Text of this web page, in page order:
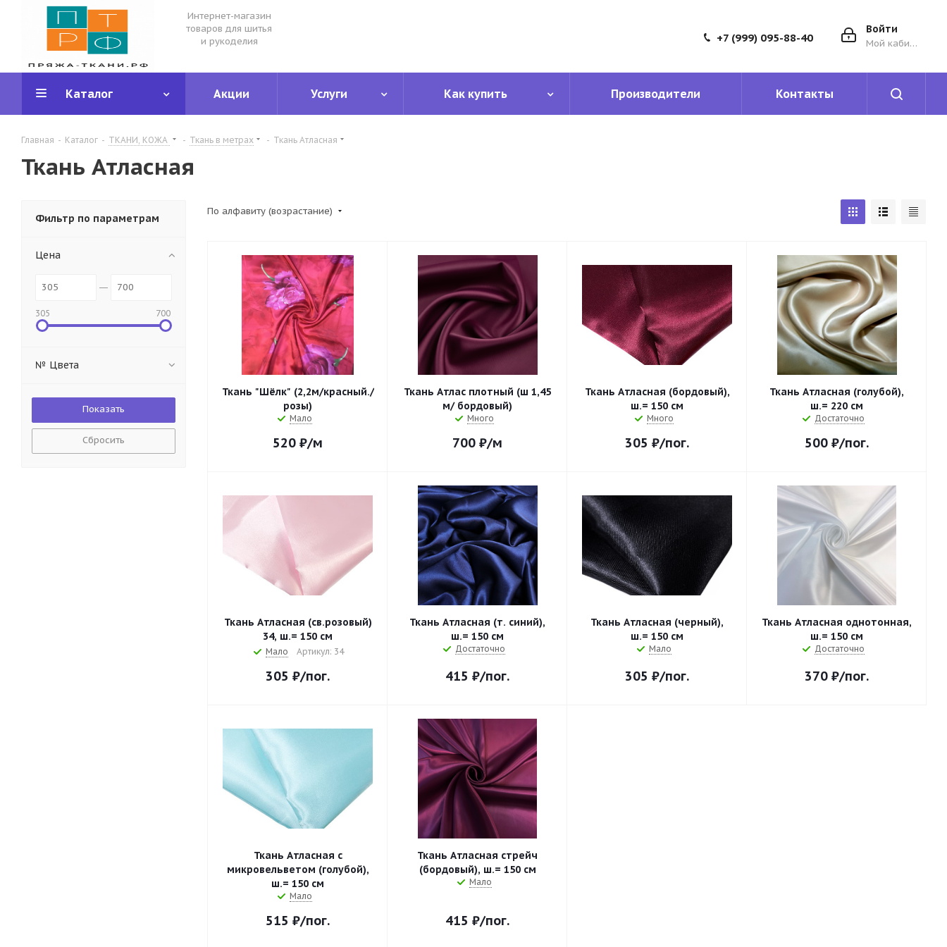
Интернет-магазин
товаров для шитья
и рукоделия
Войти
Мой кабинет
+7 (999) 095-88-40
Каталог Акции Услуги Как купить Производители Контакты
Главная - Каталог - ТКАНИ, КОЖА - Ткань в метрах - Ткань Атласная
Ткань Атласная
По алфавиту (возрастание)
Ткань "Шёлк" (2,2м/красный./
розы)
Мало
520 ₽/м
Ткань Атлас плотный (ш 1,45
м/ бордовый)
Много
700 ₽/м
Ткань Атласная (бордовый),
ш.= 150 см
Много
305 ₽/пог.
Ткань Атласная (голубой),
ш.= 220 см
Достаточно
500 ₽/пог.
Ткань Атласная (св.розовый)
34, ш.= 150 см
Мало Артикул: 34
305 ₽/пог.
Ткань Атласная (т. синий),
ш.= 150 см
Достаточно
415 ₽/пог.
Ткань Атласная (черный),
ш.= 150 см
Мало
305 ₽/пог.
Ткань Атласная однотонная,
ш.= 150 см
Достаточно
370 ₽/пог.
Ткань Атласная с
микровельветом (голубой),
ш.= 150 см
Мало
515 ₽/пог.
Ткань Атласная стрейч
(бордовый), ш.= 150 см
Мало
415 ₽/пог.
Фильтр по параметрам
Цена
305 700
№ Цвета
Сбросить